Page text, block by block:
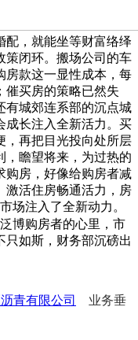
配，就能坐等财富络绎
策闭环。搬场公司的车
房款这一显性成本，每
催买房的策略已然失
有城郊连系部的沉点城
成长注入全新活力。买
，再把目光投向处所层
，瞻望将来，为过热的
购房，好像给购房者减
激活住房畅通活力，房
场注入了全新动力。
博购房者的心里，市
只如斯，财务部沉磅出
青有限公司
业务垂